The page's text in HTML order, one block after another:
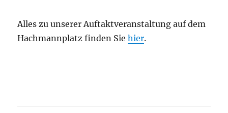
Alles zu unserer Auftaktveranstaltung auf dem
Hachmannplatz finden Siehier.